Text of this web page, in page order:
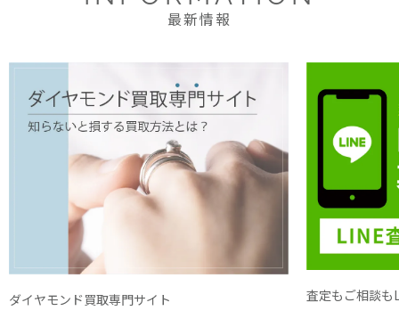
最新情報
ダイヤモンド買取専門サイト 査定もご相談も